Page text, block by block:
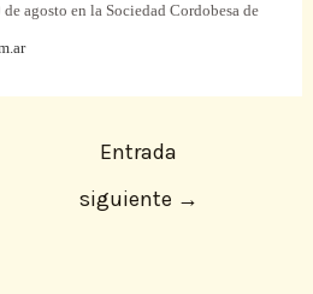
agosto en la Sociedad Cordobesa de
Entrada
siguiente →